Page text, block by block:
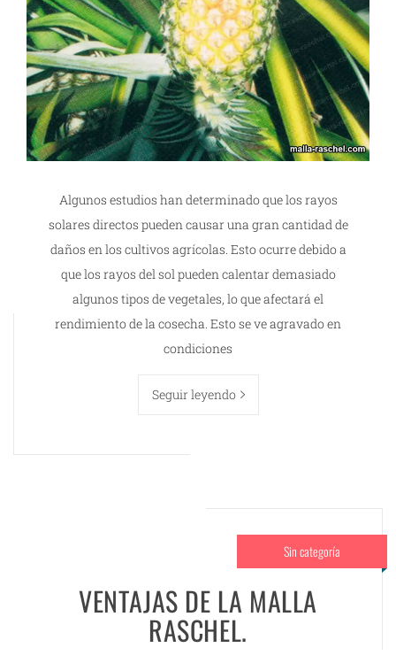
Algunos estudios han determinado que los rayos
solares directos pueden causar una gran cantidad de
daños en los cultivos agrícolas. Esto ocurre debido a
que los rayos del sol pueden calentar demasiado
algunos tipos de vegetales, lo que afectará el
rendimiento de la cosecha. Esto se ve agravado en
condiciones
Seguir leyendo
Sin categoría
VENTAJAS DE LA MALLA
RASCHEL.